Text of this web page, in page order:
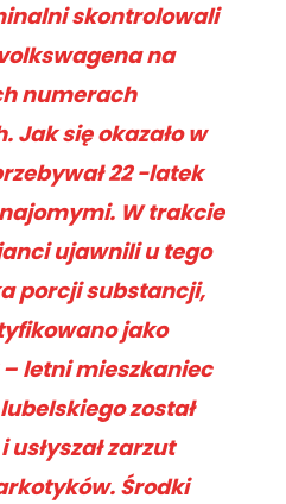
skontrolowali
na
numerach
Jak się okazało w
22 -latek
W trakcie
ujawnili u tego
porcji substancji,
jako
letni mieszkaniec
został
zarzut
Środki